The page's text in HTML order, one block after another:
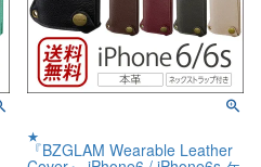
★
『BZGLAM Wearable Leather